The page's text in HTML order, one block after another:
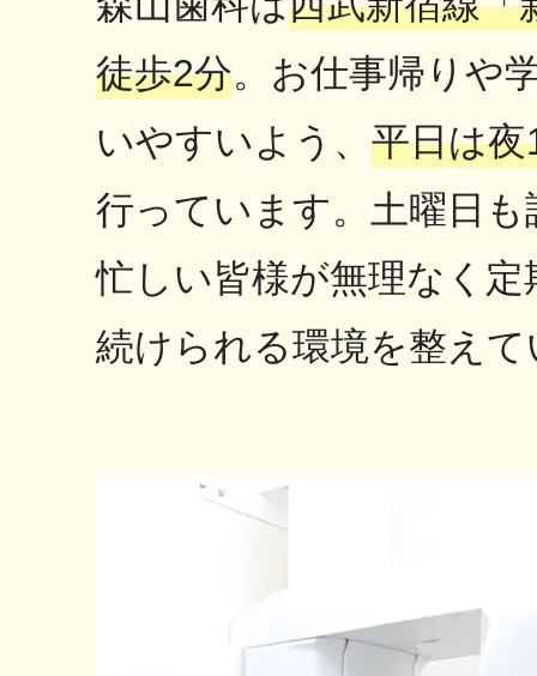
徒歩2分。お仕事帰りや
いやすいよう、 平日は
行っています。土曜日
忙しい皆様が無理なく
続けられる環境を整え